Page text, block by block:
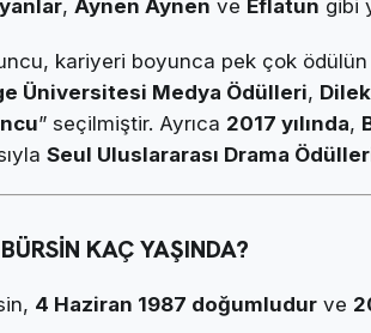
, Aynen Aynen ve Eflatun gibi
kariyeri boyunca pek çok
Üniversitesi Medya Ödülleri,
” seçilmiştir. Ayrıca 2017 yılında,
Seul Uluslararası Drama
KAÇ YAŞINDA?
4 Haziran 1987 doğumludur ve